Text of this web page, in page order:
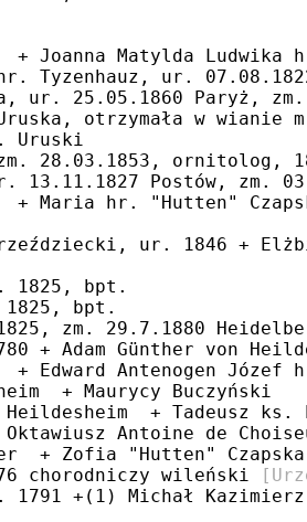
Matylda Ludwika hr.
Tyzenhauz, ur.
zm. 14.05.1931
w wianie m.
28.03.1853, ornitolog,
13.11.1827 Postów, zm.
Czapska,
ur. 1846 +
1825, bpt.
bpt.
zm. 29.7.1880
+ Adam Günther von
Antenogen Józef hr.
Maurycy Buczyński
+ Tadeusz ks.
Antoine de
"Hutten" Czapska
chorodniczy wileński
1791 +(1) Michał